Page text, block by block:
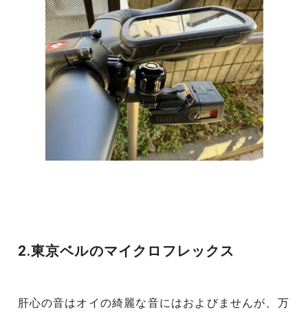
2.東京ベルのマイクロフレックス
肝心の音はオイの綺麗な音にはおよびませんが、万